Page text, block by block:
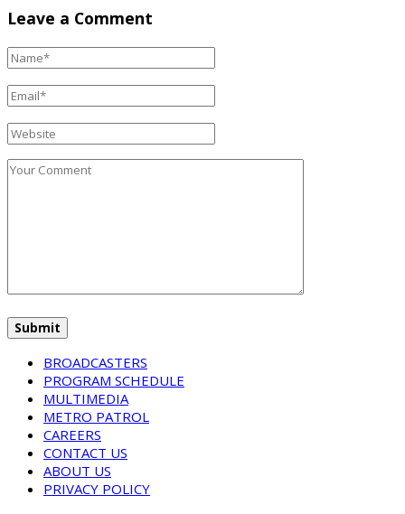
Leave a Comment
BROADCASTERS
PROGRAM SCHEDULE
MULTIMEDIA
METRO PATROL
CAREERS
CONTACT US
ABOUT US
PRIVACY POLICY